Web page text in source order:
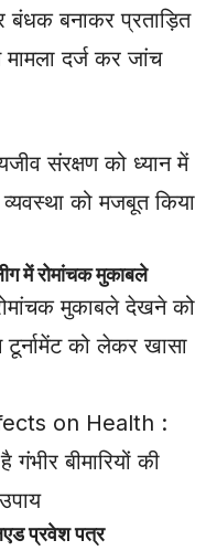
बंधक बनाकर प्रताड़ित
दर्ज कर जांच
संरक्षण को ध्यान में
को मजबूत किया
में रोमांचक मुकाबले
मुकाबले देखने को
को लेकर खासा
on Health :
बीमारियों की
प्रवेश पत्र